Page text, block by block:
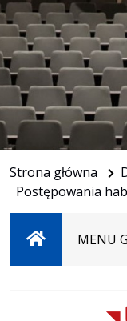
Strona główna
Postępowania
StronaMENU